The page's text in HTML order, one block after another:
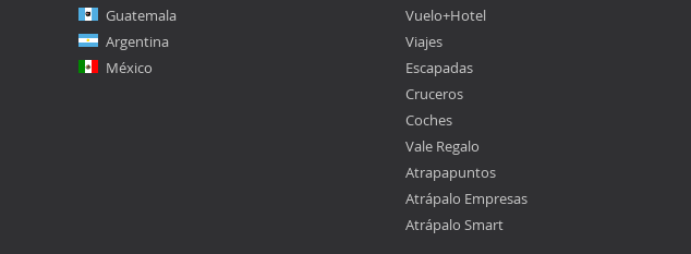
Guatemala
Argentina
México
Vuelo+Hotel
Viajes
Escapadas
Cruceros
Coches
Vale Regalo
Atrapapuntos
Atrápalo Empresas
Atrápalo Smart